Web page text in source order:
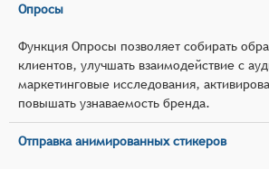
Опросы
Функция Опросы позволяет собирать
клиентов, улучшать взаимодействие с
маркетинговые исследования,
повышать узнаваемость бренда.
Отправка анимированных стикеров